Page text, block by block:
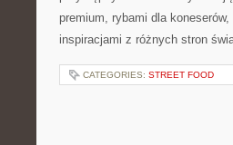
premium, rybami dla
inspiracjami z różnych stron
CATEGORIES: STREET FOOD